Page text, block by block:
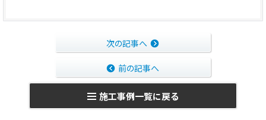
次の記事へ
前の記事へ
施工事例一覧に戻る